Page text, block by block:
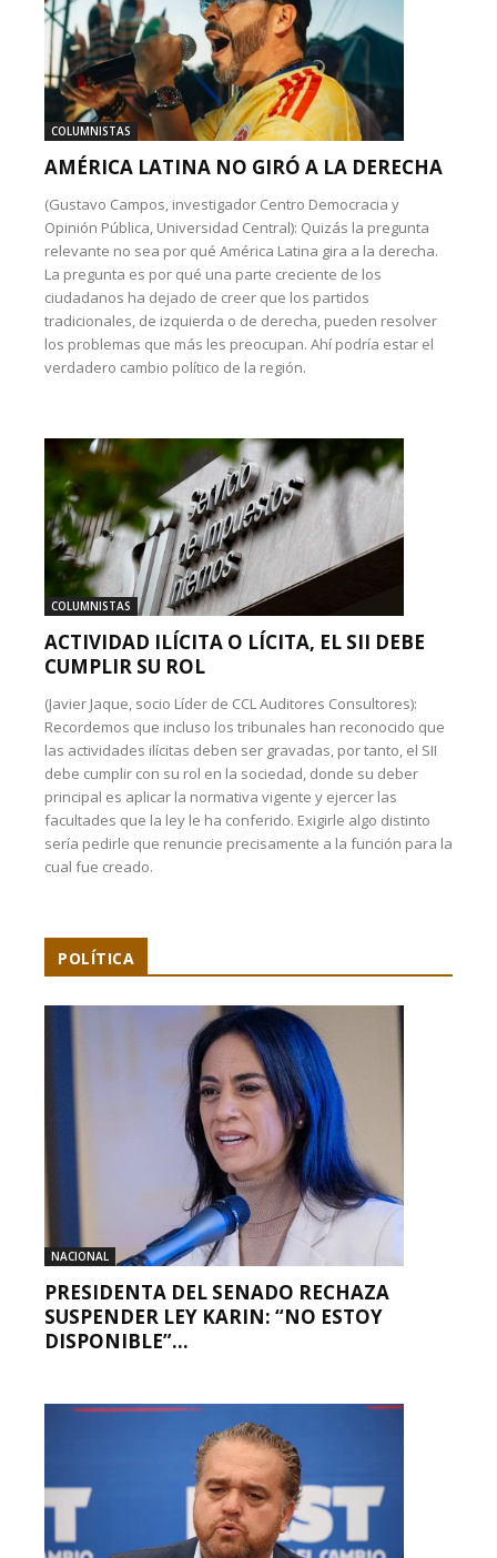
COLUMNISTAS
AMÉRICA LATINA NO GIRÓ A LA DERECHA
(Gustavo Campos, investigador Centro Democracia y
Opinión Pública, Universidad Central): Quizás la pregunta
relevante no sea por qué América Latina gira a la derecha.
La pregunta es por qué una parte creciente de los
ciudadanos ha dejado de creer que los partidos
tradicionales, de izquierda o de derecha, pueden resolver
los problemas que más les preocupan. Ahí podría estar el
verdadero cambio político de la región.
COLUMNISTAS
ACTIVIDAD ILÍCITA O LÍCITA, EL SII DEBE
CUMPLIR SU ROL
(Javier Jaque, socio Líder de CCL Auditores Consultores):
Recordemos que incluso los tribunales han reconocido que
las actividades ilícitas deben ser gravadas, por tanto, el SII
debe cumplir con su rol en la sociedad, donde su deber
principal es aplicar la normativa vigente y ejercer las
facultades que la ley le ha conferido. Exigirle algo distinto
sería pedirle que renuncie precisamente a la función para la
cual fue creado.
POLÍTICA
NACIONAL
PRESIDENTA DEL SENADO RECHAZA
SUSPENDER LEY KARIN: “NO ESTOY
DISPONIBLE”...